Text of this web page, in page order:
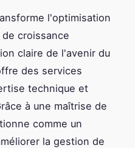
l'optimisation
croissance
claire de l'avenir du
des services
technique et
à une maîtrise de
comme un
la gestion de